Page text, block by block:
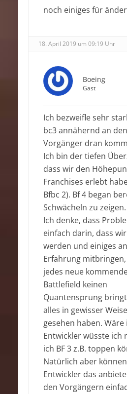
noch einiges für
18. April 2019 um 09:19 Uhr
Boeing
Gast
Ich bezweifle sehr
bc3 annähernd an den
Vorgänger dran
Ich bin der tiefen
dass wir den
Franchises erlebt
Bfbc 2). Bf 4 began
Schwächeln zu zeigen.
Ich denke, dass
einfach darin, dass
werden und einiges an
Erfahrung
jedes neue
Battlefield keinen
Quantensprung
alles in gewisser
gesehen haben. Wäre
Entwickler wüsste ich
ich BF 3 z.B. toppen
Natürlich aber
Entwickler das
den Vorgängern